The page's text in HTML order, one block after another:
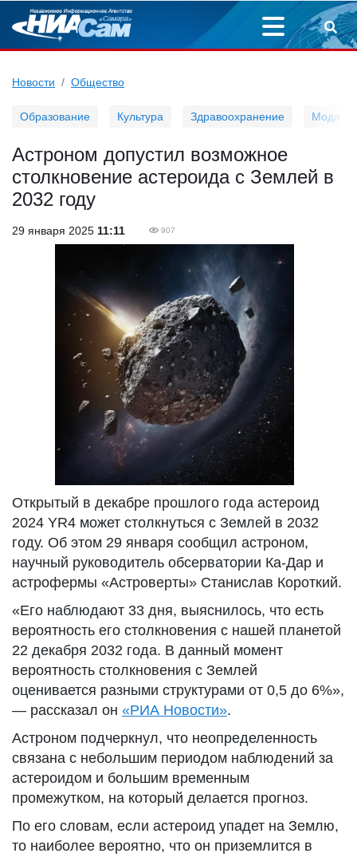
Новости Общество
Образование Культура Здравоохранение Мода
Астроном допустил возможное
столкновение астероида с Землей в
2032 году
29 января 2025 11:11 907
Открытый в декабре прошлого года астероид
2024 YR4 может столкнуться с Землей в 2032
году. Об этом 29 января сообщил астроном,
научный руководитель обсерватории Ка-Дар и
астрофермы «Астроверты» Станислав Короткий.
«Его наблюдают 33 дня, выяснилось, что есть
вероятность его столкновения с нашей планетой
22 декабря 2032 года. В данный момент
вероятность столкновения с Землей
оценивается разными структурами от 0,5 до 6%»,
— рассказал он «РИА Новости».
Астроном подчеркнул, что неопределенность
связана с небольшим периодом наблюдений за
астероидом и большим временным
промежутком, на который делается прогноз.
По его словам, если астероид упадет на Землю,
то наиболее вероятно, что он приземлится в